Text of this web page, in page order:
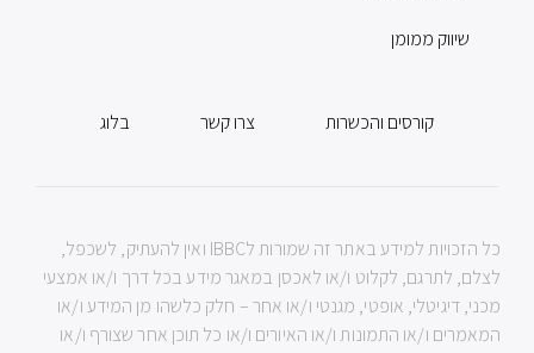
שיווק ממומן
בלוג צרו קשר קורסים והכשרות
כל הזכויות למידע באתר זה שמורות לIBBC ואין להעתיק, לשכפל,
לצלם, לתרגם, לקלוט ו/או לאכסן במאגר מידע בכל דרך ו/או אמצעי
מכני, דיגיטלי, אופטי, מגנטי ו/או אחר – חלק כלשהו מן המידע ו/או
המאמרים ו/או התמונות ו/או האיורים ו/או כל תוכן אחר שצורף ו/או